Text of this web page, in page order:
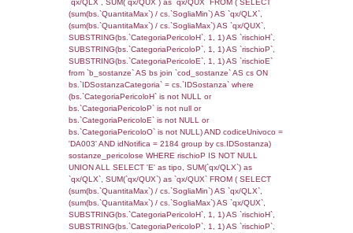
f_territori_limitrofi.Denominazione,
rofi.DescAltro FROM f_territori_limitrofi
cod_territori_tipologia ON
(f_territori_limitrofi.IDTipologiaTerritorio =
cod_territori_tipologia.IDTipologiaTerritorio)
(f_territori_limitrofi.IDTipoTerritorio =
cod_territori_tipologia.IDTerritorioTP)
(((f_territori_limitrofi.IDNotifica)=4006) AND
((f_territori_limitrofi.IDTipoTerritorio)=8)),
0.06861400604248
sql: SELECT